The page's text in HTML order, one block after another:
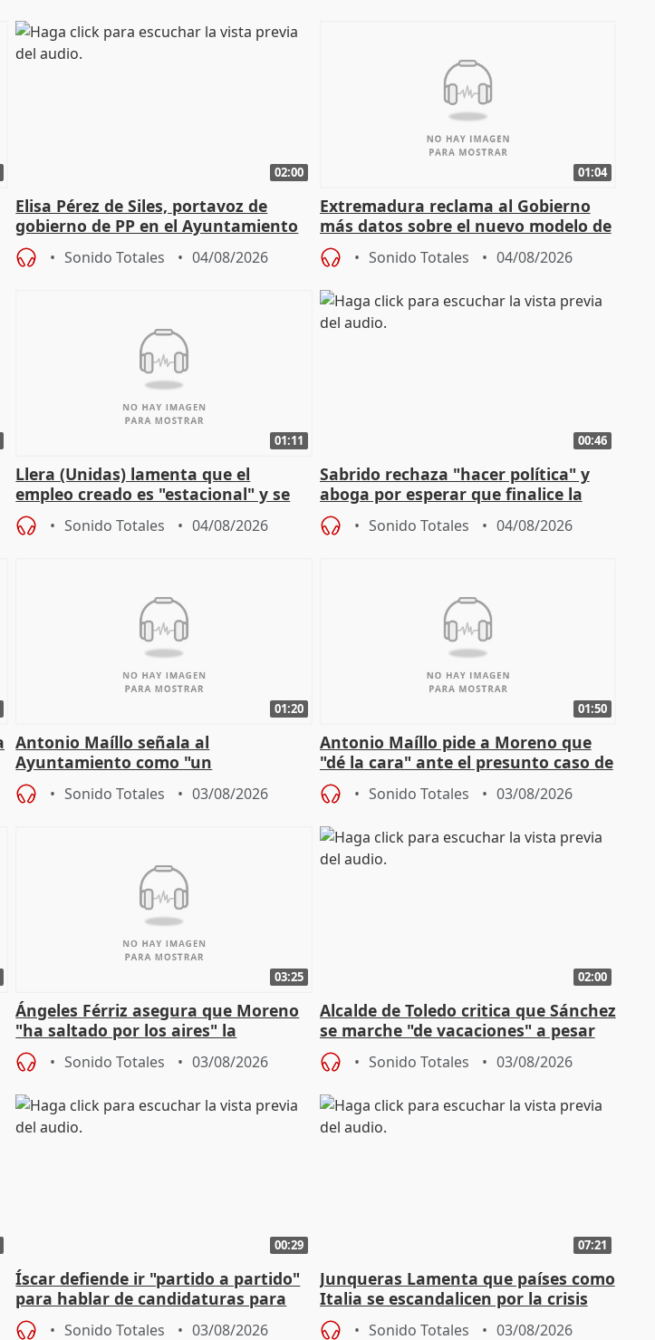
02:00
Elisa Pérez de Siles, portavoz de
gobierno de PP en el Ayuntamiento
de Málaga, deja la política
Sonido Totales 04/08/2026
01:04
Extremadura reclama al Gobierno
más datos sobre el nuevo modelo de
financiación
Sonido Totales 04/08/2026
01:11
Llera (Unidas) lamenta que el
empleo creado es "estacional" y se
"esfumará" al acabar el verano
Sonido Totales 04/08/2026
00:46
Sabrido rechaza "hacer política" y
aboga por esperar que finalice la
investigación del incendio
Sonido Totales 04/08/2026
01:20
Antonio Maíllo señala al
Ayuntamiento como "un
especulador más" sobre viviendas de
Jiménez Becerril
Sonido Totales 03/08/2026
01:50
Antonio Maíllo pide a Moreno que
"dé la cara" ante el presunto caso de
acoso del CEO de ADM
Sonido Totales 03/08/2026
03:25
Ángeles Férriz asegura que Moreno
"ha saltado por los aires" la
negociación tras acuerdo con SMA
Sonido Totales 03/08/2026
02:00
Alcalde de Toledo critica que Sánchez
se marche "de vacaciones" a pesar
de la crisis migratoria
Sonido Totales 03/08/2026
00:29
Íscar defiende ir "partido a partido"
para hablar de candidaturas para
2027
Sonido Totales 03/08/2026
07:21
Junqueras Lamenta que países como
Italia se escandalicen por la crisis
migratoria
Sonido Totales 03/08/2026